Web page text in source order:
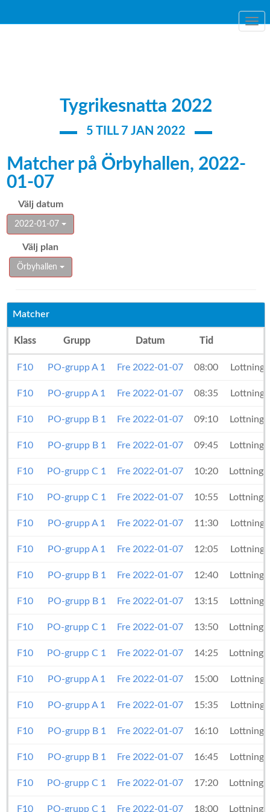
Tygrikesnatta 2022
5 TILL 7 JAN 2022
Matcher på Örbyhallen, 2022-
01-07
Välj datum
2022-01-07
Välj plan
Örbyhallen
Matcher
Klass Grupp Datum Tid
F10 PO-grupp A 1 Fre 2022-01-07 08:00 Lottning
F10 PO-grupp A 1 Fre 2022-01-07 08:35 Lottning
F10 PO-grupp B 1 Fre 2022-01-07 09:10 Lottning
F10 PO-grupp B 1 Fre 2022-01-07 09:45 Lottning
F10 PO-grupp C 1 Fre 2022-01-07 10:20 Lottning
F10 PO-grupp C 1 Fre 2022-01-07 10:55 Lottning
F10 PO-grupp A 1 Fre 2022-01-07 11:30 Lottning
F10 PO-grupp A 1 Fre 2022-01-07 12:05 Lottning
F10 PO-grupp B 1 Fre 2022-01-07 12:40 Lottning
F10 PO-grupp B 1 Fre 2022-01-07 13:15 Lottning
F10 PO-grupp C 1 Fre 2022-01-07 13:50 Lottning
F10 PO-grupp C 1 Fre 2022-01-07 14:25 Lottning
F10 PO-grupp A 1 Fre 2022-01-07 15:00 Lottning
F10 PO-grupp A 1 Fre 2022-01-07 15:35 Lottning
F10 PO-grupp B 1 Fre 2022-01-07 16:10 Lottning
F10 PO-grupp B 1 Fre 2022-01-07 16:45 Lottning
F10 PO-grupp C 1 Fre 2022-01-07 17:20 Lottning
F10 PO-grupp C 1 Fre 2022-01-07 18:00 Lottning